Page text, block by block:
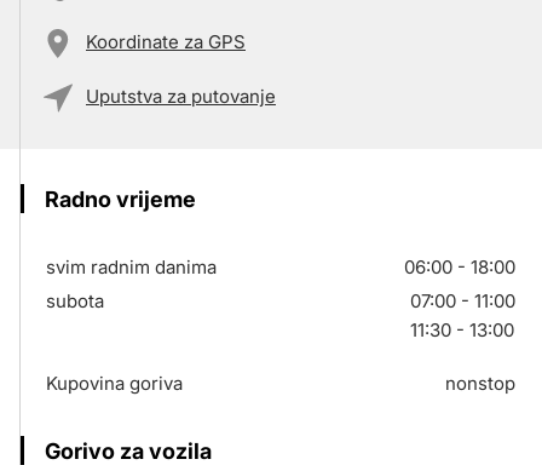
Koordinate za GPS
Uputstva za putovanje
Radno vrijeme
svim radnim danima
06:00 - 18:00
subota
07:00 - 11:00
11:30 - 13:00
Kupovina goriva nonstop
Gorivo za vozila